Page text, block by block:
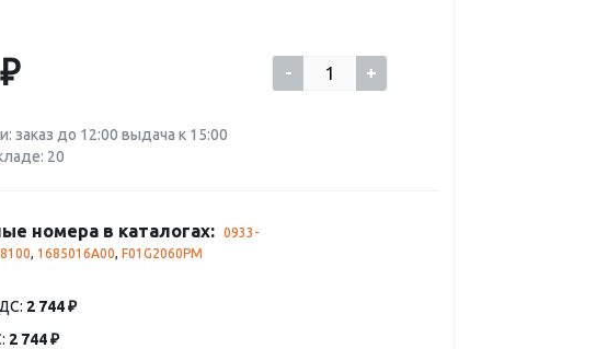
- +
заказ до 12:00 выдача к 15:00
20
номера в каталогах:
0933-
, 1685016A00, F01G2060PM
2 744 ₽
2 744 ₽